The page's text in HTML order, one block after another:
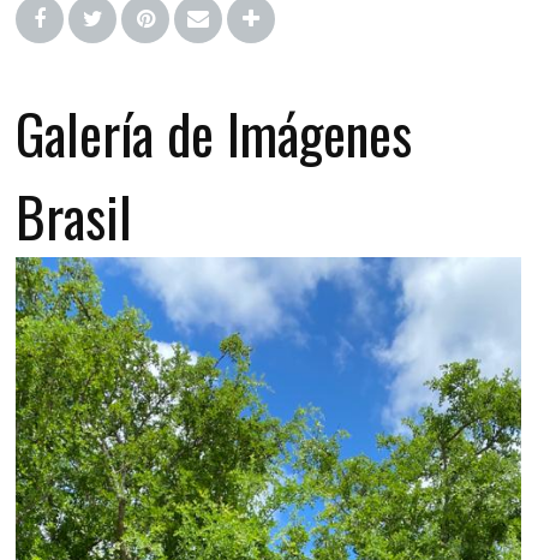
Galería de Imágenes
Brasil